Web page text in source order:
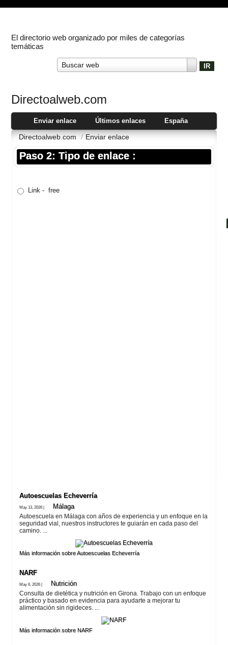
El directorio web organizado por miles de categorías
temáticas
Buscar web
Directoalweb.com
Enviar enlace Últimos enlaces España
Directoalweb.com / Enviar enlace
Paso 2: Tipo de enlace :
Link - free
Autoescuelas Echeverría
May 13, 2026 | Málaga
Autoescuela en Málaga con años de experiencia y un enfoque en la
seguridad vial, nuestros instructores te guiarán en cada paso del
camino. ...
Más información sobre Autoescuelas Echeverría
NARF
May 6, 2026 | Nutrición
Consulta de dietética y nutrición en Girona. Trabajo con un enfoque
práctico y basado en evidencia para ayudarte a mejorar tu
alimentación sin rigideces. ...
Más información sobre NARF